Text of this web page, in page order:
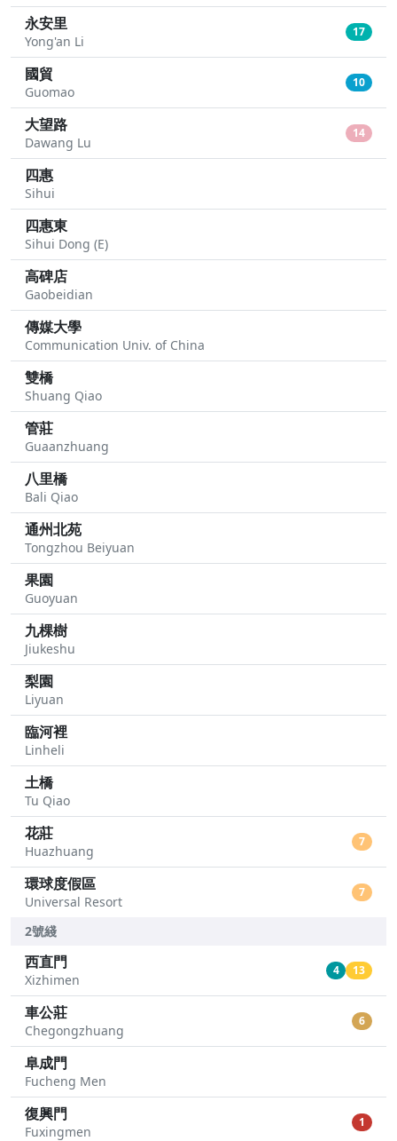
永安里
Yong'an Li
17
國貿
Guomao
10
大望路
Dawang Lu
14
四惠
Sihui
四惠東
Sihui Dong (E)
高碑店
Gaobeidian
傳媒大學
Communication Univ. of China
雙橋
Shuang Qiao
管莊
Guaanzhuang
八里橋
Bali Qiao
通州北苑
Tongzhou Beiyuan
果園
Guoyuan
九棵樹
Jiukeshu
梨園
Liyuan
臨河裡
Linheli
土橋
Tu Qiao
花莊
Huazhuang
7
環球度假區
Universal Resort
7
2號綫
西直門
Xizhimen
4 13
車公莊
Chegongzhuang
6
阜成門
Fucheng Men
復興門
Fuxingmen
1